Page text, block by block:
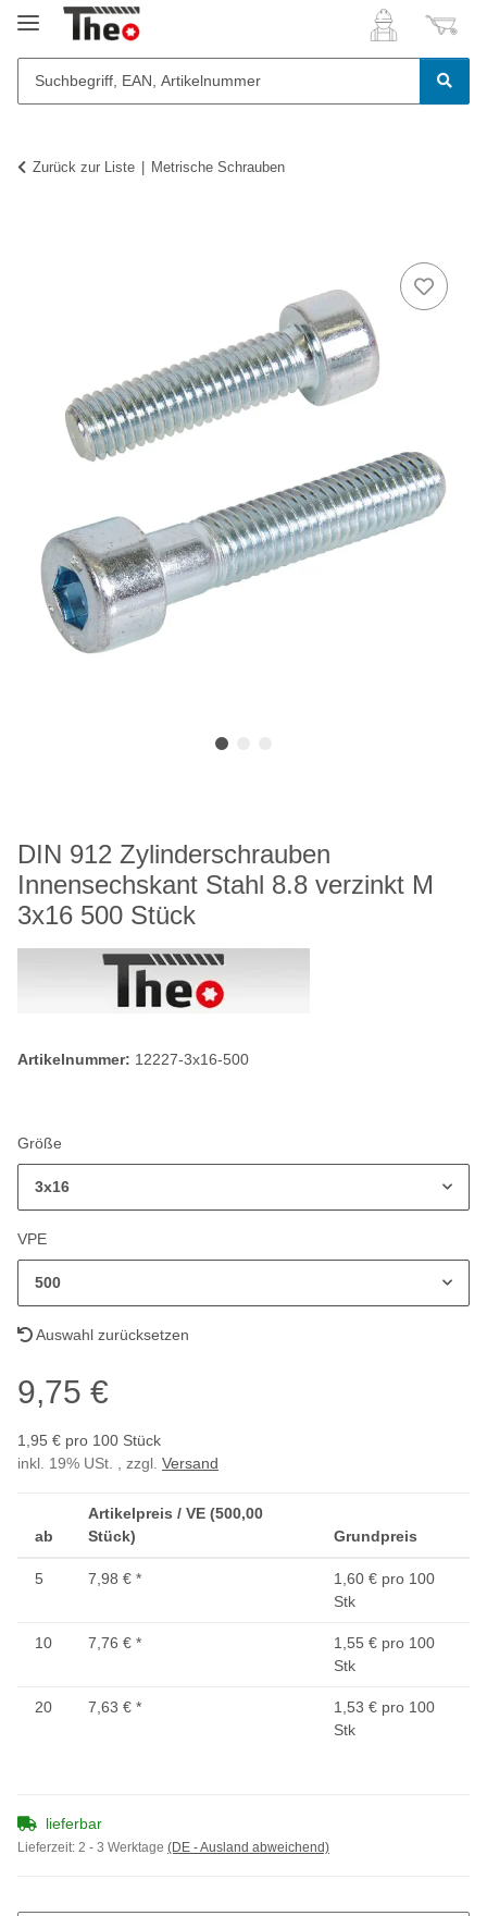
Zurück zur Liste Metrische Schrauben
DIN 912 Zylinderschrauben
Innensechskant Stahl 8.8 verzinkt M
3x16 500 Stück
Artikelnummer: 12227-3x16-500
Größe
3x16
VPE
500
Auswahl zurücksetzen
9,75 €
1,95 € pro 100 Stück
inkl. 19% USt. , zzgl. Versand
ab
Artikelpreis / VE (500,00
Stück)
Grundpreis
5 7,98 € *
1,60 € pro 100
Stk
10 7,76 € *
1,55 € pro 100
Stk
20 7,63 € *
1,53 € pro 100
Stk
lieferbar
Lieferzeit: 2 - 3 Werktage (DE - Ausland abweichend)